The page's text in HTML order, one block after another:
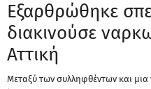
Εξαρθρώθηκε
διακινούσε
Αττική
Μεταξύ των συλληφθέντων και μια